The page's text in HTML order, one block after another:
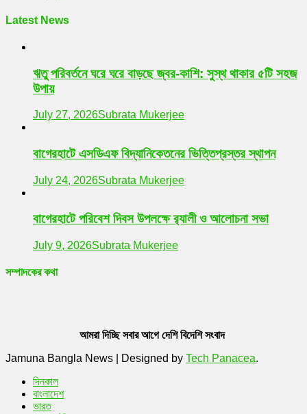
Latest News
ঋতু পরিবর্তনে ঘরে ঘরে বাড়ছে জ্বর-কাশি: সুস্থ থাকার ৫টি সহজ
উপায়
July 27, 2026Subrata Mukerjee
বাগেরহাটে এসডিএফ বিদ্যানিকেতনের ভিত্তিপ্রস্তর স্থাপন
July 24, 2026Subrata Mukerjee
বাগেরহাটে পরিবেশ দিবস উপলক্ষে র‌্যালী ও আলোচনা সভা
July 9, 2026Subrata Mukerjee
সম্পাদকের কথা
আমরা দিচ্ছি সবার আগে দেশি বিদেশি সংবাদ
Jamuna Bangla News
Designed by Tech Panacea.
দিনকাল
বাংলাদেশ
ভারত